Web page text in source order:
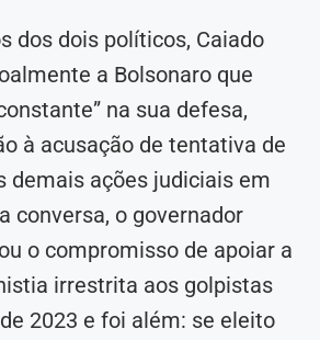
dos dois políticos, Caiado
a Bolsonaro que
na sua defesa,
à acusação de tentativa de
demais ações judiciais em
conversa, o governador
o compromisso de apoiar a
irrestrita aos golpistas
2023 e foi além: se eleito